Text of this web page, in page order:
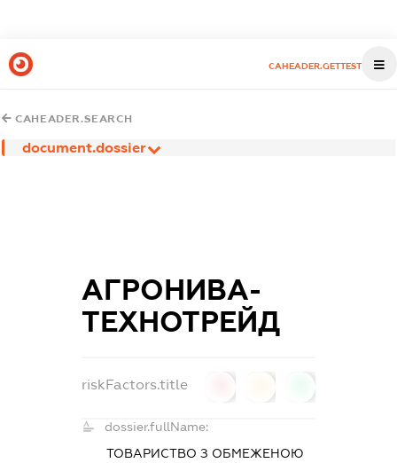
CAHEADER.GETTEST
CAHEADER.SEARCH
document.dossier
АГРОНИВА-
ТЕХНОТРЕЙД
riskFactors.title
dossier.fullName:
ТОВАРИСТВО З ОБМЕЖЕНОЮ